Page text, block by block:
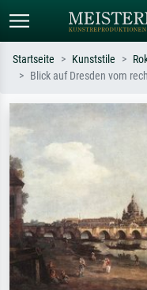
Suchen Sie nach Künstlern,
Sternennacht, Impressionismus,
Hokusai, Akt.
Startseite Kunststile
Blick auf Dresden vom